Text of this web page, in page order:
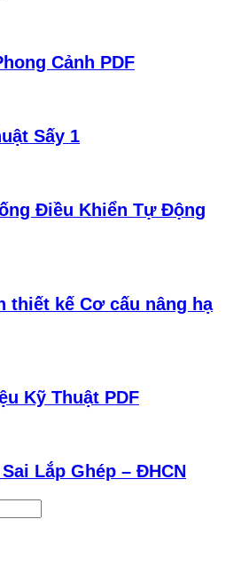
Cảnh PDF
Sấy 1
Điều Khiển Tự Động
thiết kế Cơ cấu nâng hạ
Kỹ Thuật PDF
Lắp Ghép – ĐHCN